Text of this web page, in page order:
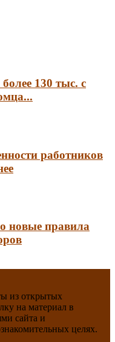
130 тыс. с
работников
новые правила
из открытых
на материал в
сайта и
целях.